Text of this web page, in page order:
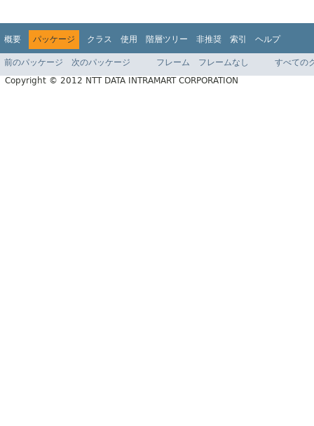
概要 パッケージ クラス 使用 階層ツリー 非推奨 索引 ヘルプ
前のパッケージ 次のパッケージ フレーム フレームなし
すべての
Copyright © 2012 NTT DATA INTRAMART CORPORATION